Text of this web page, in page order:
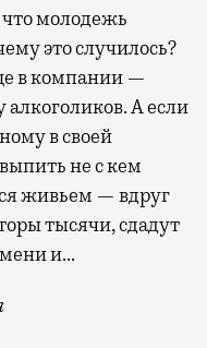
что молодежь
это случилось?
в компании —
алкоголиков. А если
в своей
не с кем
живьем — вдруг
тысячи, сдадут
и…